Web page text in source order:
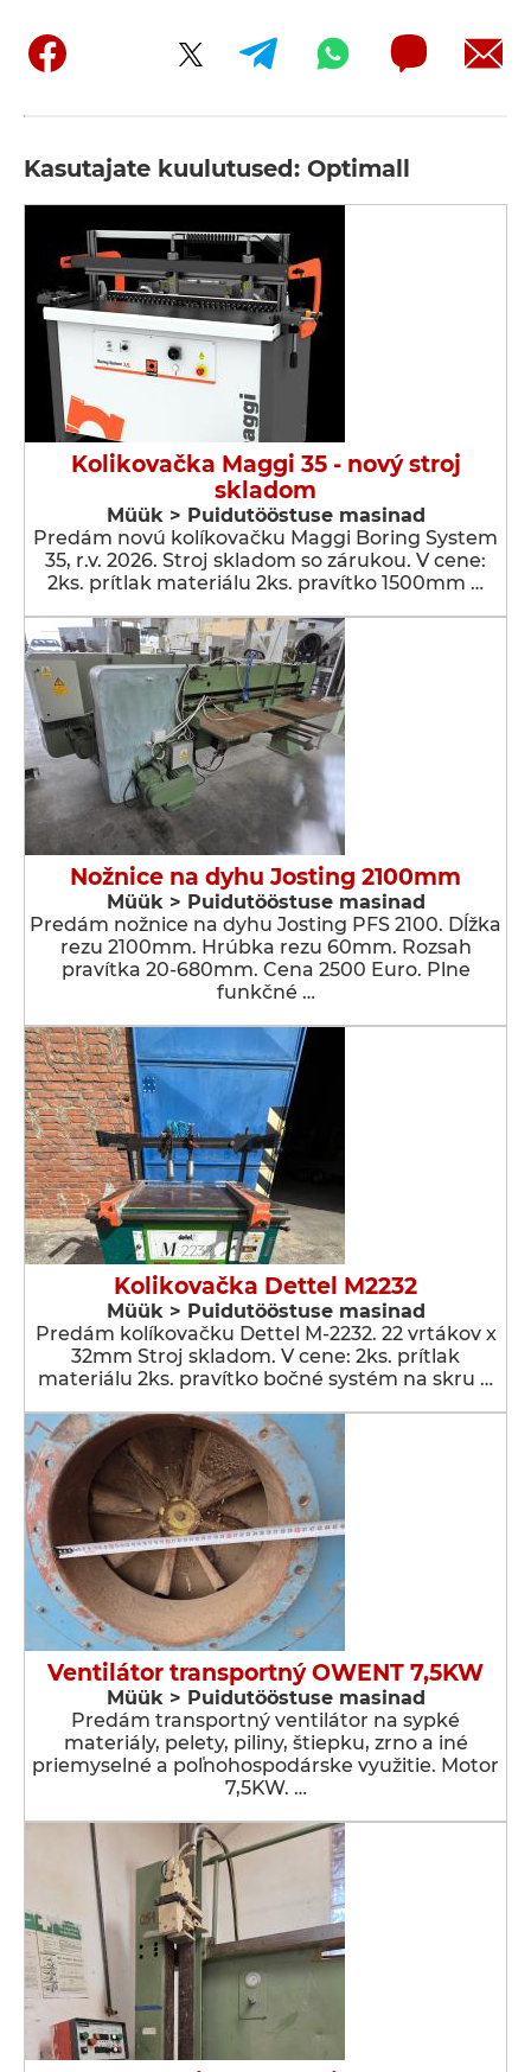
Kasutajate kuulutused: Optimall
Kolikovačka Maggi 35 - nový stroj
skladom
Müük > Puidutööstuse masinad
Predám novú kolíkovačku Maggi Boring System
35, r.v. 2026. Stroj skladom so zárukou. V cene:
2ks. prítlak materiálu 2ks. pravítko 1500mm …
Nožnice na dyhu Josting 2100mm
Müük > Puidutööstuse masinad
Predám nožnice na dyhu Josting PFS 2100. Dĺžka
rezu 2100mm. Hrúbka rezu 60mm. Rozsah
pravítka 20-680mm. Cena 2500 Euro. Plne
funkčné …
Kolikovačka Dettel M2232
Müük > Puidutööstuse masinad
Predám kolíkovačku Dettel M-2232. 22 vrtákov x
32mm Stroj skladom. V cene: 2ks. prítlak
materiálu 2ks. pravítko bočné systém na skru …
Ventilátor transportný OWENT 7,5KW
Müük > Puidutööstuse masinad
Predám transportný ventilátor na sypké
materiály, pelety, piliny, štiepku, zrno a iné
priemyselné a poľnohospodárske využitie. Motor
7,5KW. …